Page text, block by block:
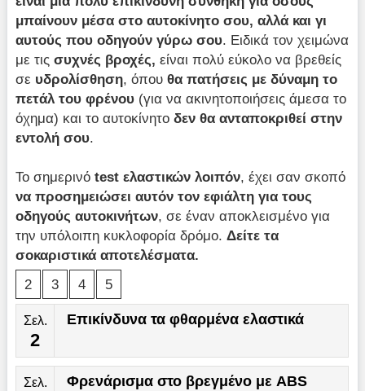
μπαίνουν μέσα στο αυτοκίνητο σου, αλλά και γι
αυτούς που οδηγούν γύρω σου. Ειδικά τον χειμώνα
με τιςσυχνές βροχές, είναι πολύ εύκολο να βρεθείς
σε υδρολίσθηση, όπουθα πατήσεις με δύναμη το
πετάλ του φρένου (για να ακινητοποιήσεις άμεσα το
όχημα) και το αυτοκίνητοδεν θα ανταποκριθεί στην
εντολή σου.
Το σημερινόtest ελαστικών λοιπόν, έχει σαν σκοπό
να προσημειώσει αυτόν τον εφιάλτη για τους
οδηγούς αυτοκινήτων, σε έναν αποκλεισμένο για
την υπόλοιπη κυκλοφορία δρόμο.Δείτε τα
σοκαριστικά αποτελέσματα.
2
3 4 5
Σελ.
2
Επικίνδυνα τα φθαρμένα ελαστικά
Σελ. Φρενάρισμα στο βρεγμένο με ABS